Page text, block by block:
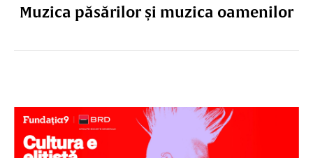
Muzica păsărilor și muzica oamenilor